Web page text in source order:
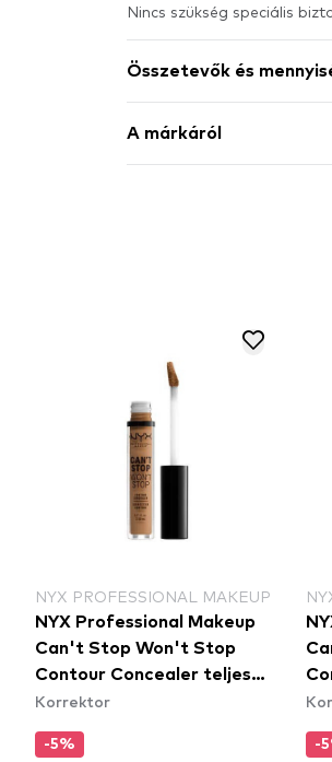
Nincs szükség speciális
Összetevők és
A márkáról
NYX PROFESSIONAL MAKEUP
NYX Professional Makeup
Can't Stop Won't Stop
Contour Concealer teljes
fedésű korrektor - Neutral
Korrektor
-5% -